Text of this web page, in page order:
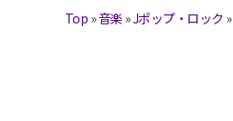
Top »音楽 »Jポップ・ロック »